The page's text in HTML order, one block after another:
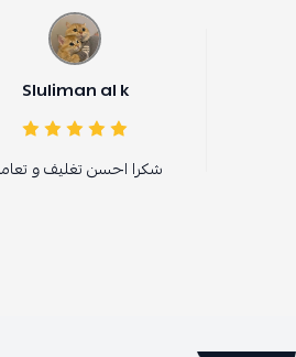
Sluliman al k
شكرا احسن تغليف و